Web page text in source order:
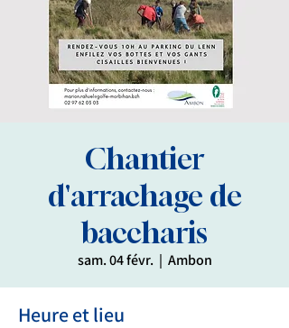
Chantier
d'arrachage de
baccharis
sam. 04 févr.
  |
Ambon
Heure et lieu